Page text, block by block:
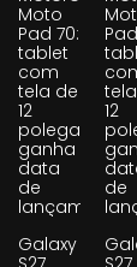
Moto
Pad 70:
tablet
com
tela de
12
polegadas
ganha
data
de
lançamento
Galaxy
12
de